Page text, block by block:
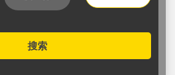
搜索